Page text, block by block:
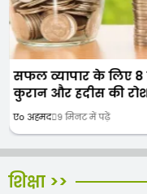
सफल व्यापार के लिए 8
कुरान और हदीस की
एо अहमद 9 मिनट में पढ़ें
शिक्षा >>